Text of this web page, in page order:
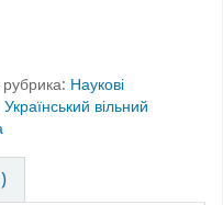
Наукові
Український вільний